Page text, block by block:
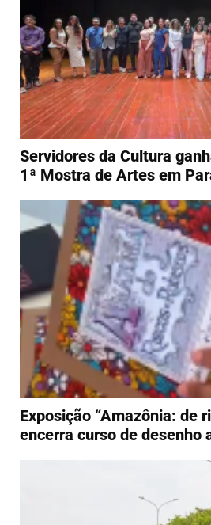
Servidores da Cultura
1ª Mostra de Artes em
Exposição “Amazônia: de
encerra curso de desenho